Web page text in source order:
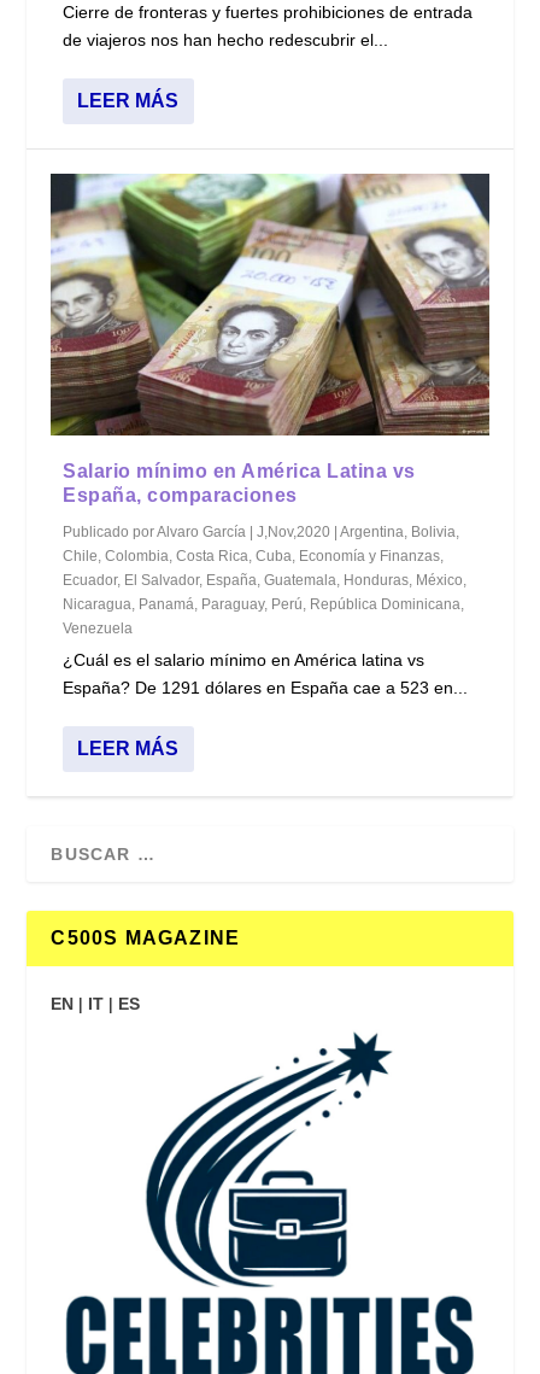
Cierre de fronteras y fuertes prohibiciones de entrada
de viajeros nos han hecho redescubrir el...
LEER MÁS
Salario mínimo en América Latina vs
España, comparaciones
Publicado porAlvaro García |J,Nov,2020 |Argentina, Bolivia,
Chile,Colombia,Costa Rica,Cuba, Economía y Finanzas,
Ecuador, El Salvador, España,Guatemala, Honduras, México,
Nicaragua, Panamá, Paraguay, Perú, República Dominicana,
Venezuela
¿Cuál es el salario mínimo en América latina vs
España? De 1291 dólares en España cae a 523 en...
LEER MÁS
C500S MAGAZINE
EN | IT | ES